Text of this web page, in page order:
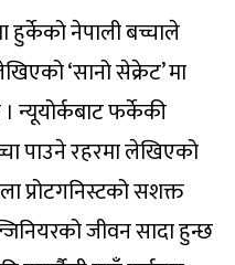
हुर्केको नेपाली बच्चाले
‘सानो सेक्रेट’ मा
न्यूयोर्कबाट फर्केकी
पाउने रहरमा लेखिएको
प्रोटगनिस्टको सशक्त
जीवन सादा हुन्छ